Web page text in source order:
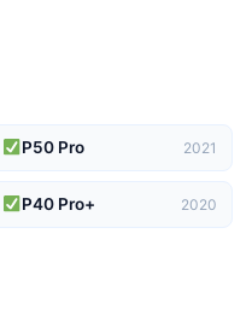
P50 Pro 2021
P40 Pro+ 2020